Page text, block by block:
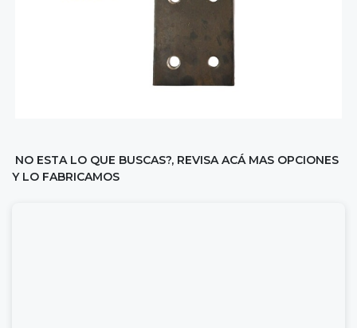
NO ESTA LO QUE BUSCAS?, REVISA ACÁ MAS OPCIONES
Y LO FABRICAMOS